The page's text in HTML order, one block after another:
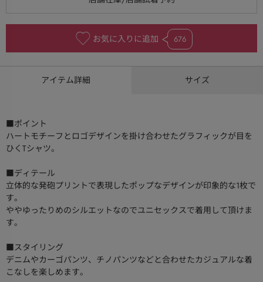
お気に入りに追加 676
アイテム詳細 サイズ
■ポイント
ハートモチーフとロゴデザインを掛け合わせたグラフィックが目を
ひくTシャツ。
■ディテール
立体的な発砲プリントで表現したポップなデザインが印象的な1枚で
す。
ややゆったりめのシルエットなのでユニセックスで着用して頂けま
す。
■スタイリング
デニムやカーゴパンツ、チノパンツなどと合わせたカジュアルな着
こなしを楽しめます。